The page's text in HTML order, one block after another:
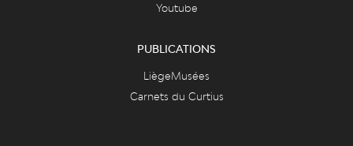
Youtube
PUBLICATIONS
LiègeMusées
Carnets du Curtius